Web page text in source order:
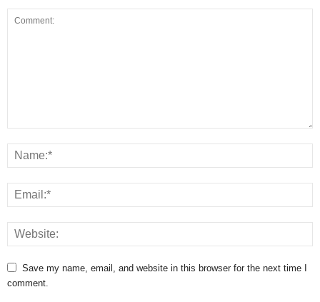
Save my name, email, and website in this browser for the next time I
comment.